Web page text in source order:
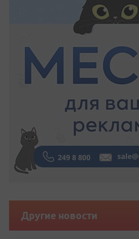
Другие новости